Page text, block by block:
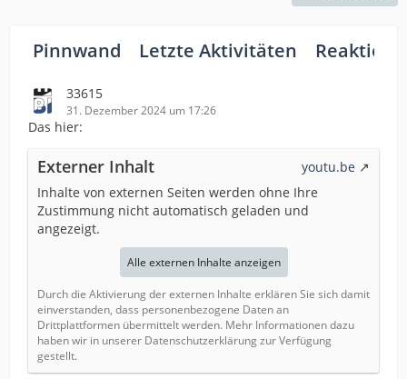
Pinnwand Letzte Aktivitäten
33615
31. Dezember 2024 um 17:26
Das hier:
Externer Inhalt
youtu.be
Inhalte von externen Seiten werden ohne Ihre
Zustimmung nicht automatisch geladen und
angezeigt.
Alle externen Inhalte anzeigen
Durch die Aktivierung der externen Inhalte erklären Sie sich damit
einverstanden, dass personenbezogene Daten an
Drittplattformen übermittelt werden. Mehr Informationen dazu
haben wir in unserer Datenschutzerklärung zur Verfügung
gestellt.